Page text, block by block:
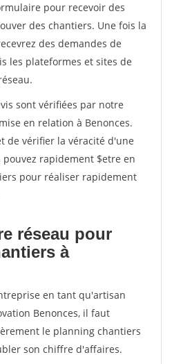
pour recevoir des
des chantiers. Une fois la
des demandes de
les plateformes et sites de
sont vérifiées par notre
en relation à Benonces.
de vérifier la véracité d'une
pouvez rapidement $etre en
pour réaliser rapidement
réseau pour
à
en tant qu'artisan
Benonces, il faut
le planning chantiers
son chiffre d'affaires.